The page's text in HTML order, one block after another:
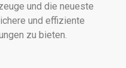
und die neueste
und effiziente
zu bieten.